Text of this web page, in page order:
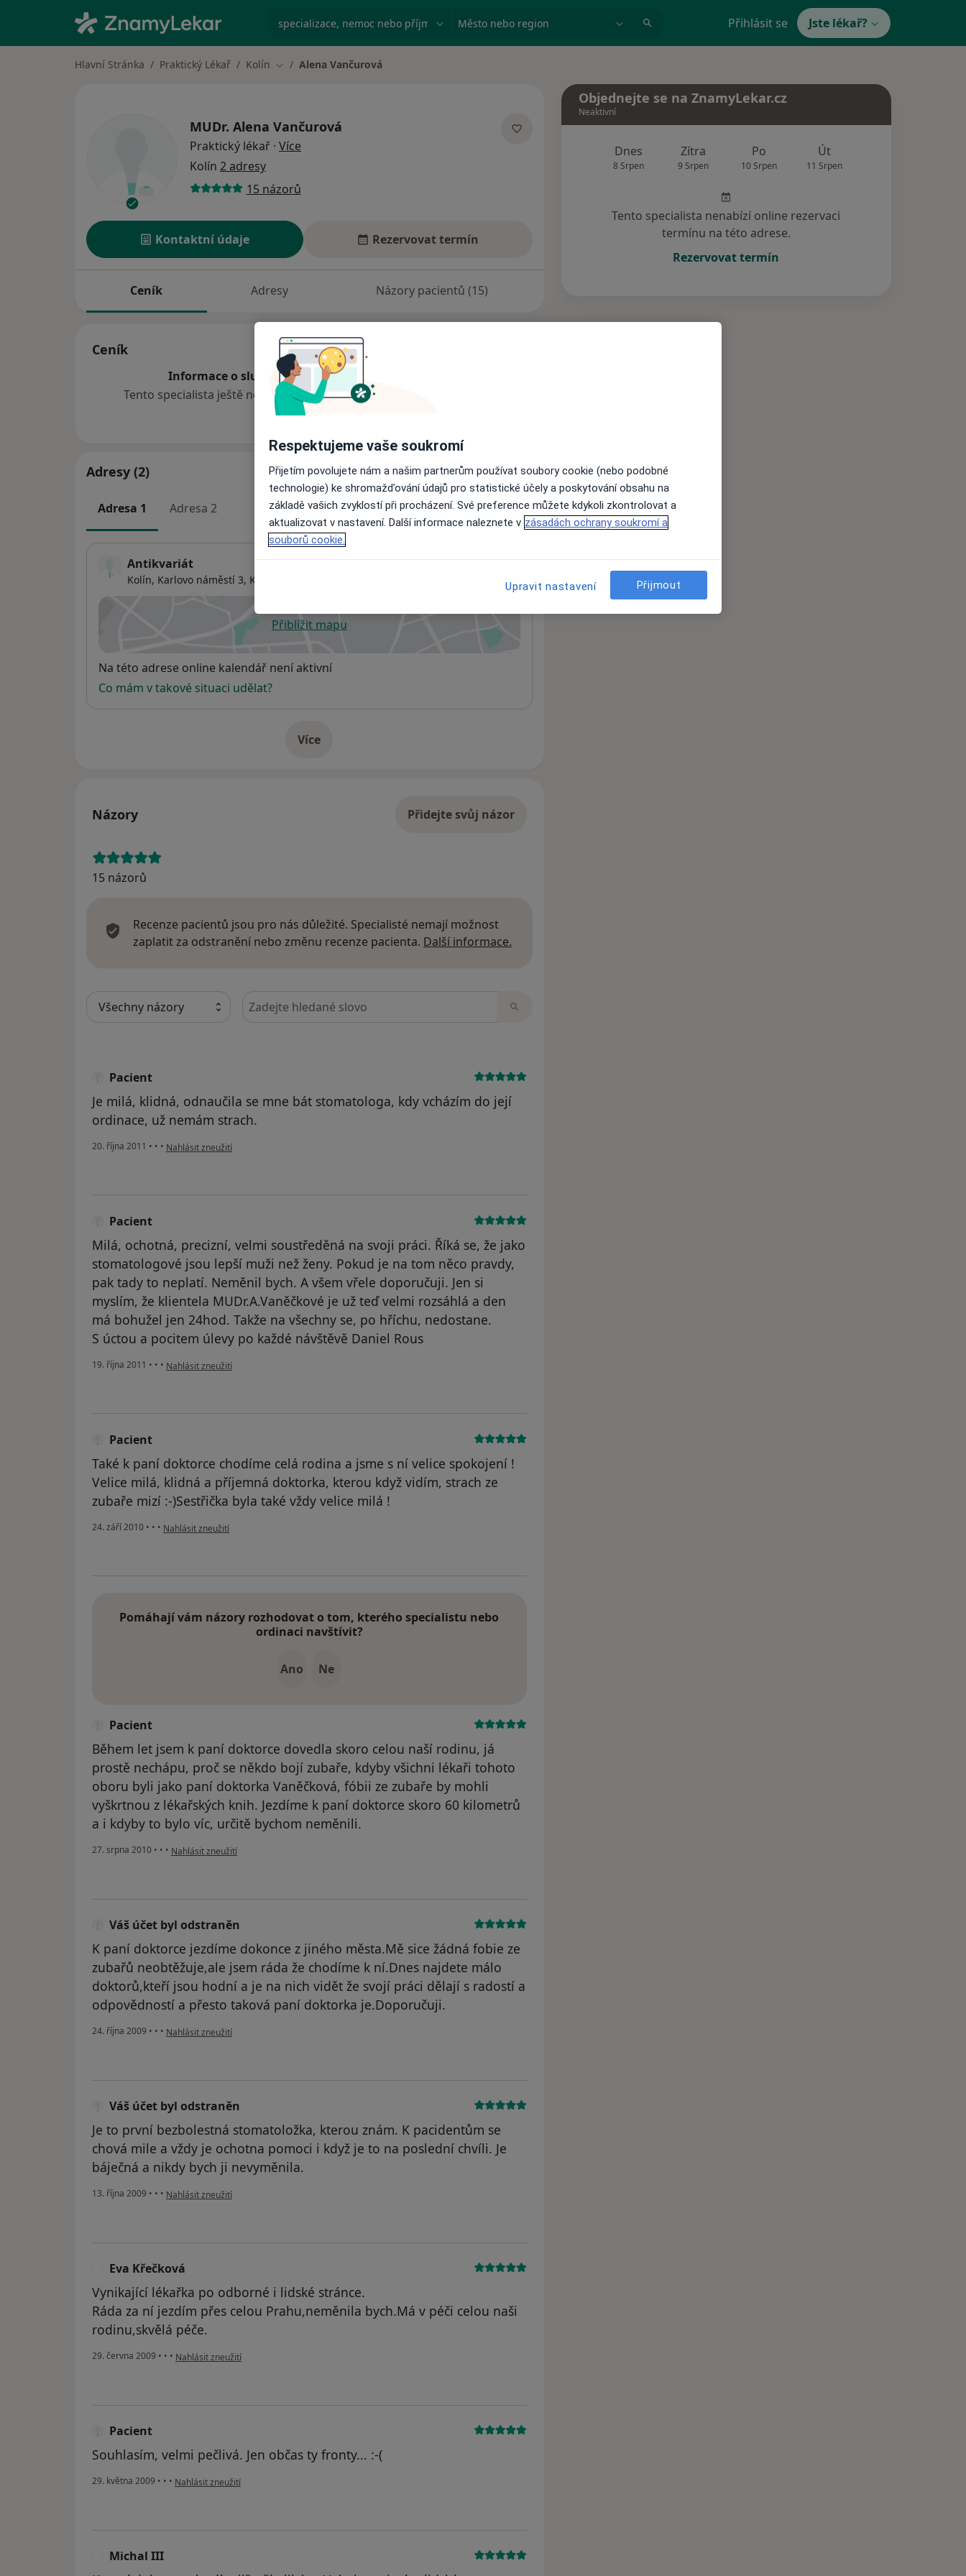
specializace, nemoc nebo příjmení Město nebo region Přihlásit se Jste lékař?
Hlavní Stránka Praktický Lékař Kolín Změna města
Alena Vančurová
MUDr. Alena Vančurová
Praktický lékař · Více
Kolín 2 adresy
15 názorů
Kontaktní údaje Rezervovat termín
Ceník Adresy Názory pacientů (15)
Ceník
Informace o službách a cenách nejsou k dispozici
Tento specialista ještě nepřidával žádné informace o svých službách.
Adresy (2)
Adresa 1 Adresa 2
Antikvariát
Kolín, Karlovo náměstí 3, Kolín
Přiblížit mapuse otevře v nové záložce
Dostupnost
Na této adrese online kalendář není aktivní
Co mám v takové situaci udělat?
Víceo adrese
Názory Přidejte svůj názor
15 názorů
Recenze pacientů jsou pro nás důležité. Specialisté nemají možnost
zaplatit za odstranění nebo změnu recenze pacienta. Další informace.
Hledejte v názorech
Pacient
Je milá, klidná, odnaučila se mne bát stomatologa, kdy vcházím do její
ordinace, už nemám strach.
20. října 2011 • • • podle názoru uživatele Pacient
Nahlásit zneužití
Pacient
Milá, ochotná, precizní, velmi soustředěná na svoji práci. Říká se, že jako
stomatologové jsou lepší muži než ženy. Pokud je na tom něco pravdy,
pak tady to neplatí. Neměnil bych. A všem vřele doporučuji. Jen si
myslím, že klientela MUDr.A.Vaněčkové je už teď velmi rozsáhlá a den
má bohužel jen 24hod. Takže na všechny se, po hříchu, nedostane.
S úctou a pocitem úlevy po každé návštěvě Daniel Rous
19. října 2011 • • • podle názoru uživatele Pacient
Nahlásit zneužití
Pacient
Také k paní doktorce chodíme celá rodina a jsme s ní velice spokojení !
Velice milá, klidná a příjemná doktorka, kterou když vidím, strach ze
zubaře mizí :-)Sestřička byla také vždy velice milá !
24. září 2010 • • • podle názoru uživatele Pacient
Nahlásit zneužití
Pomáhají vám názory rozhodovat o tom, kterého specialistu nebo
ordinaci navštívit?
Ano Ne
Pacient
Během let jsem k paní doktorce dovedla skoro celou naší rodinu, já
prostě nechápu, proč se někdo bojí zubaře, kdyby všichni lékaři tohoto
oboru byli jako paní doktorka Vaněčková, fóbii ze zubaře by mohli
vyškrtnou z lékařských knih. Jezdíme k paní doktorce skoro 60 kilometrů
a i kdyby to bylo víc, určitě bychom neměnili.
27. srpna 2010 • • • podle názoru uživatele Pacient
Nahlásit zneužití
Váš účet byl odstraněn
K paní doktorce jezdíme dokonce z jiného města.Mě sice žádná fobie ze
zubařů neobtěžuje,ale jsem ráda že chodíme k ní.Dnes najdete málo
doktorů,kteří jsou hodní a je na nich vidět že svojí práci dělají s radostí a
odpovědností a přesto taková paní doktorka je.Doporučuji.
24. října 2009 • • • podle názoru uživatele Váš účet byl odstraněn
Nahlásit zneužití
Váš účet byl odstraněn
Je to první bezbolestná stomatoložka, kterou znám. K pacidentům se
chová mile a vždy je ochotna pomoci i když je to na poslední chvíli. Je
báječná a nikdy bych ji nevyměnila.
13. října 2009 • • • podle názoru uživatele Váš účet byl odstraněn
Nahlásit zneužití
Eva Křečková
Vynikající lékařka po odborné i lidské stránce.
Ráda za ní jezdím přes celou Prahu,neměnila bych.Má v péči celou naši
rodinu,skvělá péče.
29. června 2009 • • • podle názoru uživatele Eva Křečková
Nahlásit zneužití
Pacient
Souhlasím, velmi pečlivá. Jen občas ty fronty... :-(
29. května 2009 • • • podle názoru uživatele Pacient
Nahlásit zneužití
Michal III
Objednejte se na ZnamyLekar.cz
Neaktivní
Dnes
8 Srpen
Zítra
9 Srpen
Po
10 Srpen
Út
11 Srpen
Tento specialista nenabízí online rezervaci
termínu na této adrese.
Rezervovat termín
Respektujeme vaše soukromí
Přijetím povolujete nám a našim partnerům používat soubory cookie (nebo podobné
technologie) ke shromažďování údajů pro statistické účely a poskytování obsahu na
základě vašich zvyklostí při procházení. Své preference můžete kdykoli zkontrolovat a
aktualizovat v nastavení. Další informace naleznete v zásadách ochrany soukromí a
souborů cookie.
Upravit nastavení Přijmout